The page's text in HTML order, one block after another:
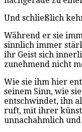
Und schließlich
Während er sie
sinnlich immer
ihr Geist sich
zunehmend nicht
Wie sie ihm hier
seinem Sinn, wie
entschwindet, ihn
ruft, mit ihrer
unnachahmlich und